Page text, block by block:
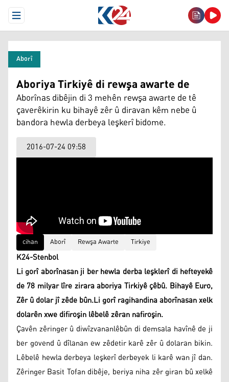
Open Menu
Aborî
Aboriya Tirkiyê di rewşa awarte de
Aborînas dibêjin di 3 mehên rewşa awarte de tê
çaverêkirin ku bihayê zêr û diravan kêm nebe û
bandora hewla derbeya leşkerî bidome.
2016-07-24 09:58
cihan Aborî Rewşa Awarte Tirkiye
K24-Stenbol
Li gorî aborînasan ji ber hewla derba leşklerî di hefteyekê
de 78 milyar lîre zirara aboriya Tirkiyê çêbû. Bihayê Euro,
Zêr û dolar jî zêde bûn.Li gorî ragihandina aborînasan xelk
dolarên xwe difiroşin lêbelê zêran nafiroşin.
Çavên zêringer û diwîzvananlêbûn di demsala havînê de ji
ber govend û dîlanan ew zêdetir karê zêr û dolaran bikin.
Lêbelê hewla derbeya leşkerî derbeyek li karê wan jî dan.
Zêringer Basit Tofan dibêje, beriya niha zêr giran bû xelkê